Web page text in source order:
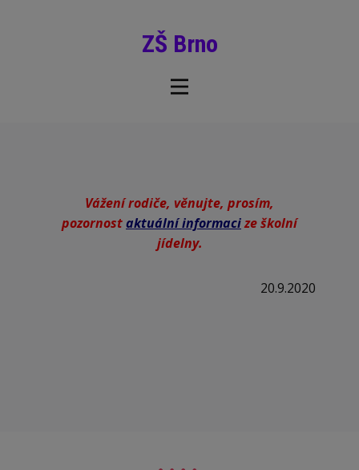
ZŠ Brno
Vážení rodiče, věnujte, prosím,
pozornostaktuální informacize školní
jídelny.
20.9.2020